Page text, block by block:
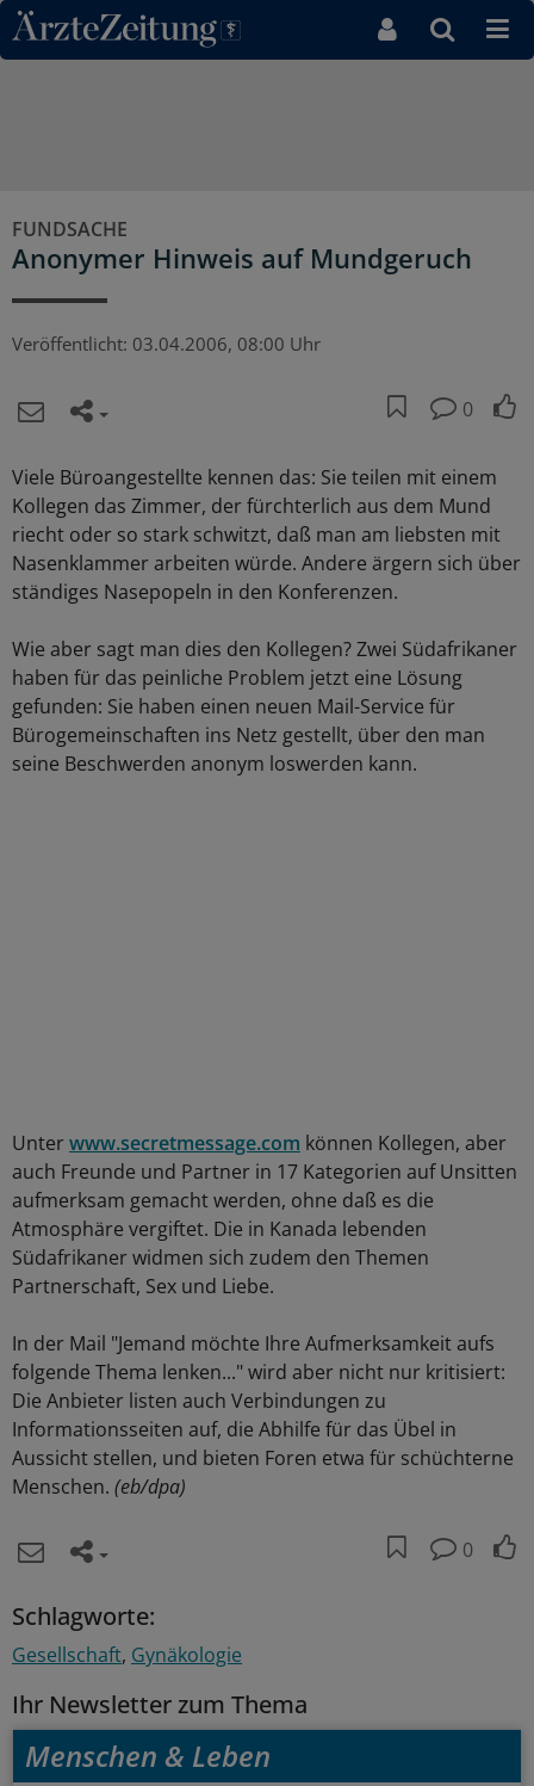
Direkt zum Inhaltsbereich
FUNDSACHE
Anonymer Hinweis auf Mundgeruch
Veröffentlicht: 03.04.2006, 08:00 Uhr
0
Viele Büroangestellte kennen das: Sie teilen mit einem
Kollegen das Zimmer, der fürchterlich aus dem Mund
riecht oder so stark schwitzt, daß man am liebsten mit
Nasenklammer arbeiten würde. Andere ärgern sich über
ständiges Nasepopeln in den Konferenzen.
Wie aber sagt man dies den Kollegen? Zwei Südafrikaner
haben für das peinliche Problem jetzt eine Lösung
gefunden: Sie haben einen neuen Mail-Service für
Bürogemeinschaften ins Netz gestellt, über den man
seine Beschwerden anonym loswerden kann.
Unterwww.secretmessage.com können Kollegen, aber
auch Freunde und Partner in 17 Kategorien auf Unsitten
aufmerksam gemacht werden, ohne daß es die
Atmosphäre vergiftet. Die in Kanada lebenden
Südafrikaner widmen sich zudem den Themen
Partnerschaft, Sex und Liebe.
In der Mail "Jemand möchte Ihre Aufmerksamkeit aufs
folgende Thema lenken..." wird aber nicht nur kritisiert:
Die Anbieter listen auch Verbindungen zu
Informationsseiten auf, die Abhilfe für das Übel in
Aussicht stellen, und bieten Foren etwa für schüchterne
Menschen. (eb/dpa)
0
Schlagworte:
Gesellschaft Gynäkologie
Ihr Newsletter zum Thema
Menschen & Leben